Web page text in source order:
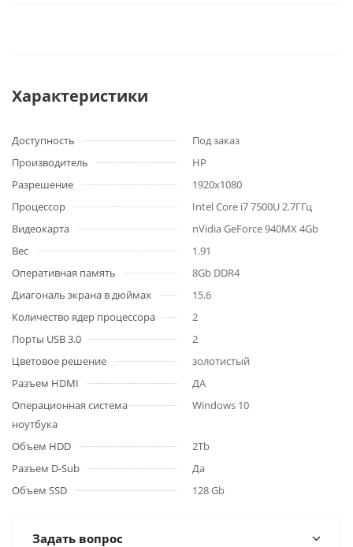
Характеристики
Доступность
Под заказ
Производитель
HP
Разрешение
1920x1080
Процессор
Intel Core i7 7500U 2.7ГГц
Видеокарта
nVidia GeForce 940MX 4Gb
Вес
1.91
Оперативная память
8Gb DDR4
Диагональ экрана в дюймах
15.6
Количество ядер процессора
2
Порты USB 3.0
2
Цветовое решение
золотистый
Разъем HDMI
ДА
Операционная система
ноутбука
Windows 10
Объем HDD
2Tb
Разъем D-Sub
Да
Объем SSD
128 Gb
Задать вопрос